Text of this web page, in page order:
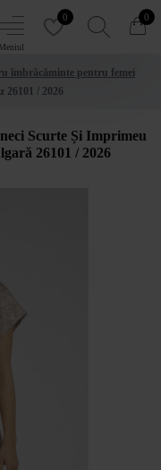
0 0
îmbrăcăminte pentru femei
26101 / 2026
Scurte Și Imprimeu
26101 / 2026